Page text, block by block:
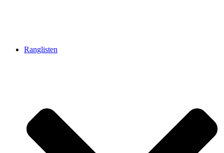
Ranglisten